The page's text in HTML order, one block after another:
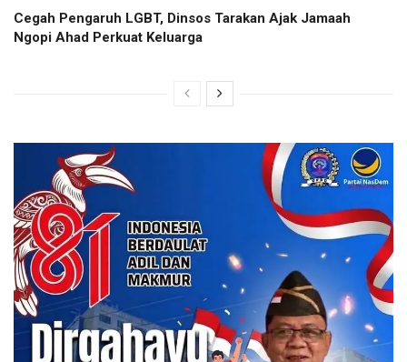
Cegah Pengaruh LGBT, Dinsos Tarakan Ajak Jamaah
Ngopi Ahad Perkuat Keluarga